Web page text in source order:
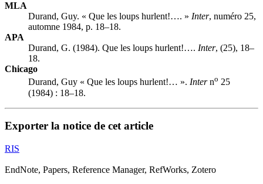
MLA
Durand, Guy. « Que les loups hurlent!…. » Inter, numéro 25,
automne 1984, p. 18–18.
APA
Durand, G. (1984). Que les loups hurlent!…. Inter, (25), 18–
18.
Chicago
Durand, Guy « Que les loups hurlent!… ». Interno 25
(1984) : 18–18.
Exporter la notice de cet article
RIS
EndNote, Papers, Reference Manager, RefWorks, Zotero